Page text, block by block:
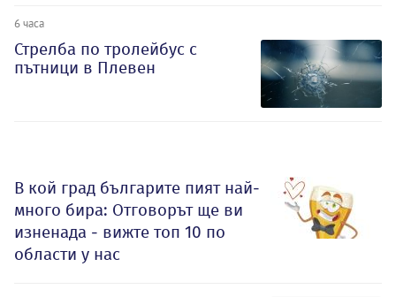
6 часа
Стрелба по тролейбус с
пътници в Плевен
В кой град българите пият най-
много бира: Отговорът ще ви
изненада - вижте топ 10 по
области у нас